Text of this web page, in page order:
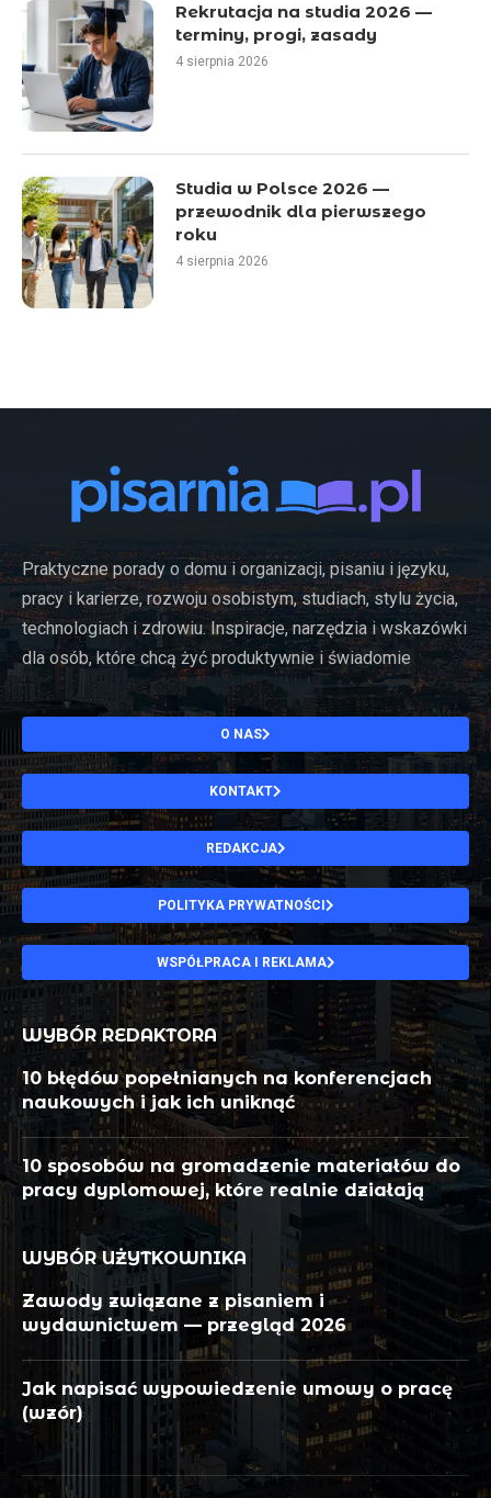
Rekrutacja na studia 2026 —
terminy, progi, zasady
4 sierpnia 2026
Studia w Polsce 2026 —
przewodnik dla pierwszego
roku
4 sierpnia 2026
Praktyczne porady o domu i organizacji, pisaniu i języku,
pracy i karierze, rozwoju osobistym, studiach, stylu życia,
technologiach i zdrowiu. Inspiracje, narzędzia i wskazówki
dla osób, które chcą żyć produktywnie i świadomie
O NAS
KONTAKT
REDAKCJA
POLITYKA PRYWATNOŚCI
WSPÓŁPRACA I REKLAMA
WYBÓR REDAKTORA
10 błędów popełnianych na konferencjach
naukowych i jak ich uniknąć
10 sposobów na gromadzenie materiałów do
pracy dyplomowej, które realnie działają
WYBÓR UŻYTKOWNIKA
Zawody związane z pisaniem i
wydawnictwem — przegląd 2026
Jak napisać wypowiedzenie umowy o pracę
(wzór)